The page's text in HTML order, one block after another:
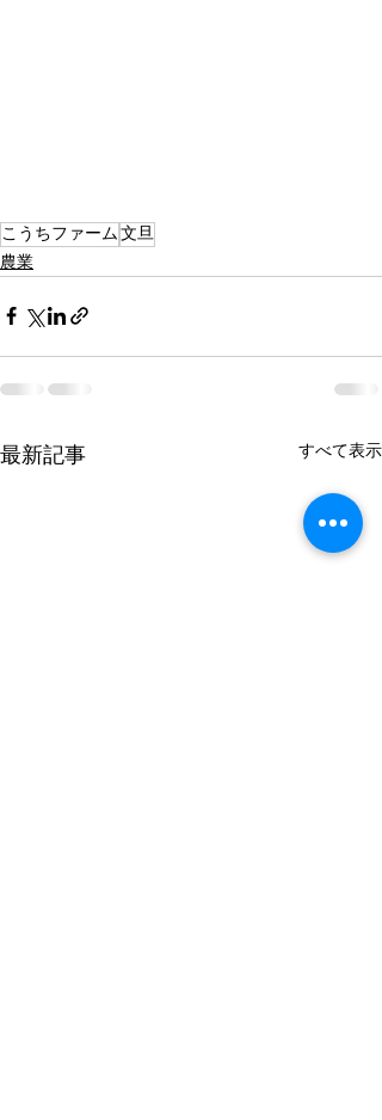
こうちファーム文旦
農業
最新記事 すべて表示